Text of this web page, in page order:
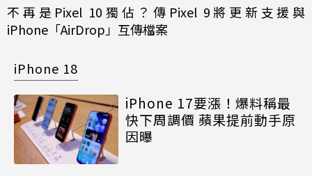
不再是Pixel 10獨佔？傳Pixel 9將更新支援與
iPhone「AirDrop」互傳檔案
iPhone 18
iPhone 17要漲！爆料稱最
快下周調價 蘋果提前動手原
因曝